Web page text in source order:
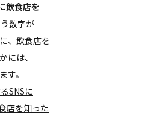
飲食店を​
数字が​
、​飲食店を​
には、​
。
​SNSに​
店を​知った​